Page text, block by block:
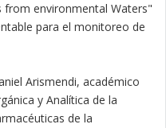
from environmental Waters"
para el monitoreo de
Arismendi, académico
y Analítica de la
de la